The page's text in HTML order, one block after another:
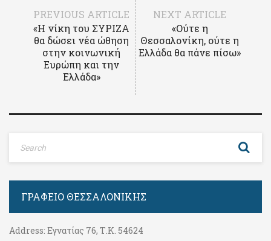
PREVIOUS ARTICLE
«Η νίκη του ΣΥΡΙΖΑ
θα δώσει νέα ώθηση
στην κοινωνική
Ευρώπη και την
Ελλάδα»
NEXT ARTICLE
«Ούτε η
Θεσσαλονίκη, ούτε η
Ελλάδα θα πάνε πίσω»
ΓΡΑΦΕΊΟ ΘΕΣΣΑΛΟΝΊΚΗΣ
Address: Εγνατίας 76, Τ.Κ. 54624